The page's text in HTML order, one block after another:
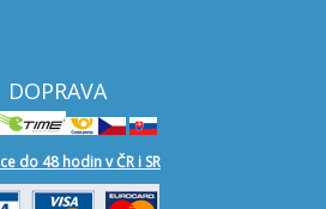
DOPRAVA
do 48 hodin v ČR i SR